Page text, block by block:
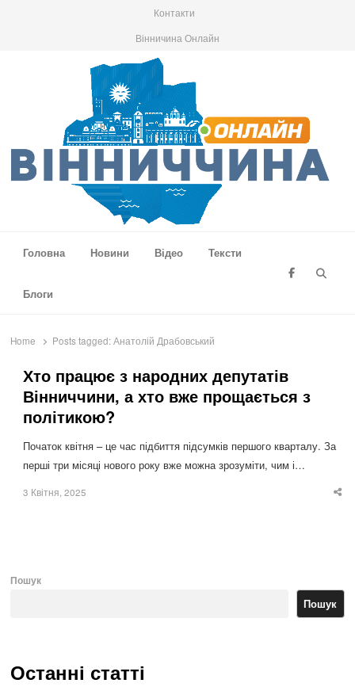
Контакти
Вінничина Онлайн
Головна
Новини Відео Тексти
Блоги
Home Posts tagged:Анатолій Драбовський
Хто працює з народних депутатів
Вінниччини, а хто вже прощається з
політикою?
Початок квітня – це час підбиття підсумків першого кварталу. За
перші три місяці нового року вже можна зрозуміти, чим і…
3 Квітня, 2025
Пошук
Пошук
Останні статті